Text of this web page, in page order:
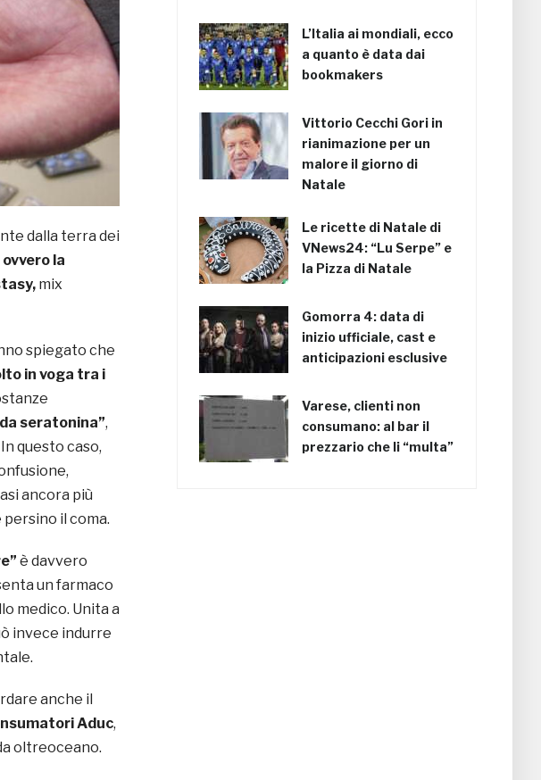
dalla terra dei
la
mix
spiegato che
in voga tra i
seratonina”,
questo caso,
ancora più
il coma.
è davvero
un farmaco
medico. Unita a
invece indurre
anche il
Aduc,
oltreoceano.
L’Italia ai mondiali, ecco
a quanto è data dai
bookmakers
Vittorio Cecchi Gori in
rianimazione per un
malore il giorno di
Natale
Le ricette di Natale di
VNews24: “Lu Serpe” e
la Pizza di Natale
Gomorra 4: data di
inizio ufficiale, cast e
anticipazioni esclusive
Varese, clienti non
consumano: al bar il
prezzario che li “multa”